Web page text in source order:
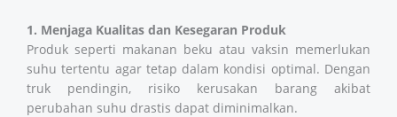
1. Menjaga Kualitas dan Kesegaran Produk
Produk seperti makanan beku atau vaksin memerlukan
suhu tertentu agar tetap dalam kondisi optimal. Dengan
truk pendingin, risiko kerusakan barang akibat
perubahan suhu drastis dapat diminimalkan.